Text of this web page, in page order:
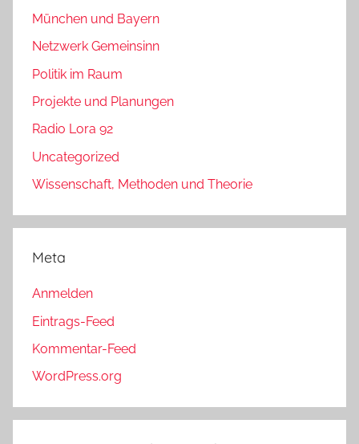
München und Bayern
Netzwerk Gemeinsinn
Politik im Raum
Projekte und Planungen
Radio Lora 92
Uncategorized
Wissenschaft, Methoden und Theorie
Meta
Anmelden
Eintrags-Feed
Kommentar-Feed
WordPress.org